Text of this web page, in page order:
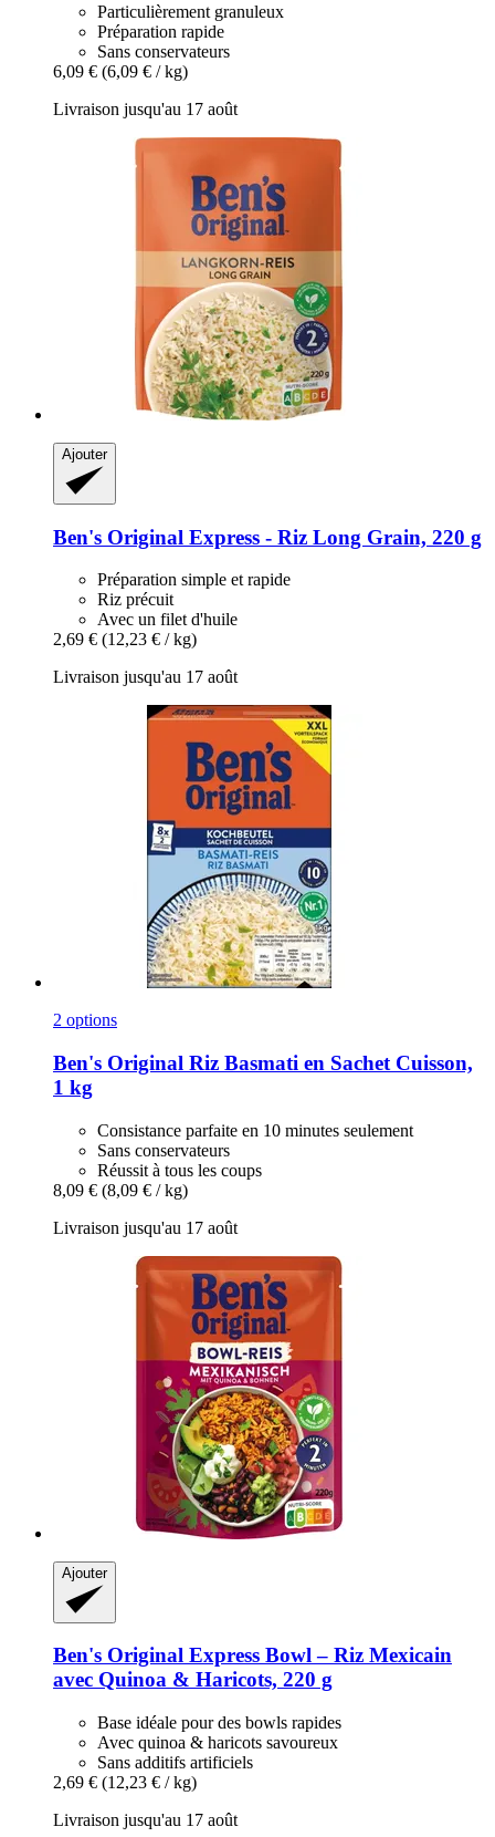
Particulièrement granuleux
Préparation rapide
Sans conservateurs
6,09 € (6,09 € / kg)
Livraison jusqu'au 17 août
Ajouter
Ben's Original Express -​ Riz Long Grain, 220 g
Préparation simple et rapide
Riz précuit
Avec un filet d'huile
2,69 € (12,23 € / kg)
Livraison jusqu'au 17 août
2 options
Ben's Original Riz Basmati en Sachet Cuisson,
1 kg
Consistance parfaite en 10 minutes seulement
Sans conservateurs
Réussit à tous les coups
8,09 € (8,09 € / kg)
Livraison jusqu'au 17 août
Ajouter
Ben's Original Express Bowl – Riz Mexicain
avec Quinoa & Haricots, 220 g
Base idéale pour des bowls rapides
Avec quinoa & haricots savoureux
Sans additifs artificiels
2,69 € (12,23 € / kg)
Livraison jusqu'au 17 août